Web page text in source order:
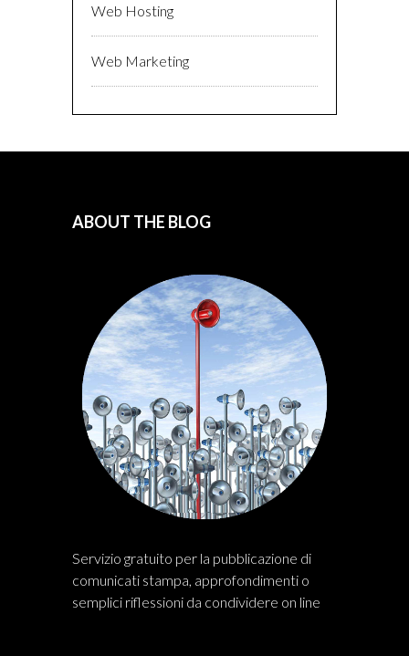
Web Hosting
Web Marketing
ABOUT THE BLOG
Servizio gratuito per la pubblicazione di
comunicati stampa, approfondimenti o
semplici riflessioni da condividere on line